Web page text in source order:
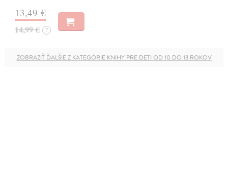
13,49 €
14,99 € ?
ZOBRAZIŤ ĎALŠIE Z KATEGÓRIE KNIHY PRE DETI OD 10 DO 13 ROKOV